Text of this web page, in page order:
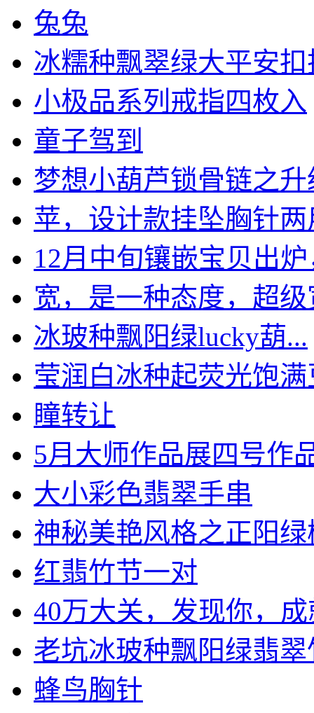
兔兔
冰糯种飘翠绿大平安扣
小极品系列戒指四枚入
童子驾到
梦想小葫芦锁骨链之升
苹，设计款挂坠胸针两
12月中旬镶嵌宝贝出炉
宽，是一种态度，超级
冰玻种飘阳绿lucky葫...
莹润白冰种起荧光饱满
瞳转让
5月大师作品展四号作
大小彩色翡翠手串
神秘美艳风格之正阳绿
红翡竹节一对
40万大关，发现你，成
老坑冰玻种飘阳绿翡翠
蜂鸟胸针